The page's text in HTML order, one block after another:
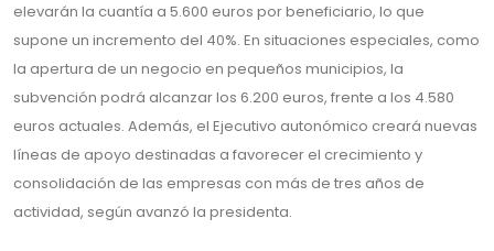
elevarán la cuantía a 5.600 euros por beneficiario, lo que
supone un incremento del 40%. En situaciones especiales, como
la apertura de un negocio en pequeños municipios, la
subvención podrá alcanzar los 6.200 euros, frente a los 4.580
euros actuales. Además, el Ejecutivo autonómico creará nuevas
líneas de apoyo destinadas a favorecer el crecimiento y
consolidación de las empresas con más de tres años de
actividad, según avanzó la presidenta.